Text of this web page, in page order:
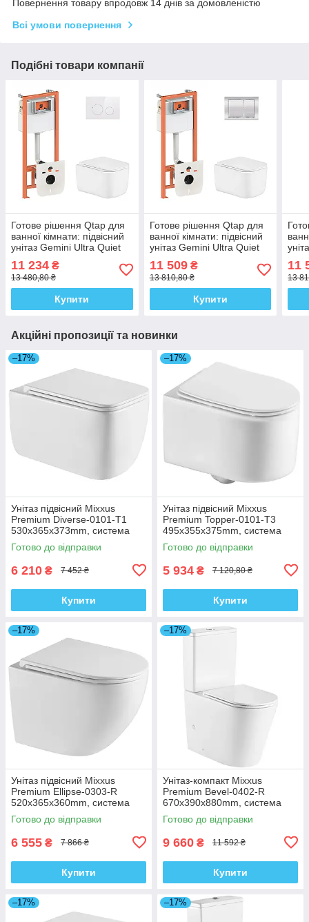
Повернення товару впродовж 14 днів за домовленістю
Всі умови повернення
Подібні товари компанії
Готове рішення Qtap для
ванної кімнати: підвісний
унітаз Gemini Ultra Quiet
інсталяції Nest 4 в 1
(кругла
11 234 ₴
13 480,80 ₴
Купити
Готове рішення Qtap для
ванної кімнати: підвісний
унітаз Gemini Ultra Quiet
інсталяції Nest 4 в 1
11 509₴
13 810,80 ₴
Купити
в 1
11
13
Акційні пропозиції та новинки
–17%
Унітаз підвісний Mixxus
Premium Diverse-0101-T1
530x365x373mm, система
змиву Tornado 1.0 (MP6477)
Готово до відправки
6 210 ₴ 7 452 ₴
Купити
–17%
Унітаз підвісний Mixxus
Premium Topper-0101-T3
495x355x375mm, система
змиву Tornado 1.0 (MP6476)
Готово до відправки
5 934 ₴ 7 120,80 ₴
Купити
–17%
Унітаз підвісний Mixxus
Premium Ellipse-0303-R
520x365x360mm, система
змиву Rimless (MP6463)
Готово до відправки
6 555 ₴ 7 866 ₴
Купити
–17%
Унітаз-компакт Mixxus
Premium Bevel-0402-R
670x390x880mm, система
змиву RIMLESS (MP6474)
Готово до відправки
9 660 ₴ 11 592 ₴
Купити
–17% –17%